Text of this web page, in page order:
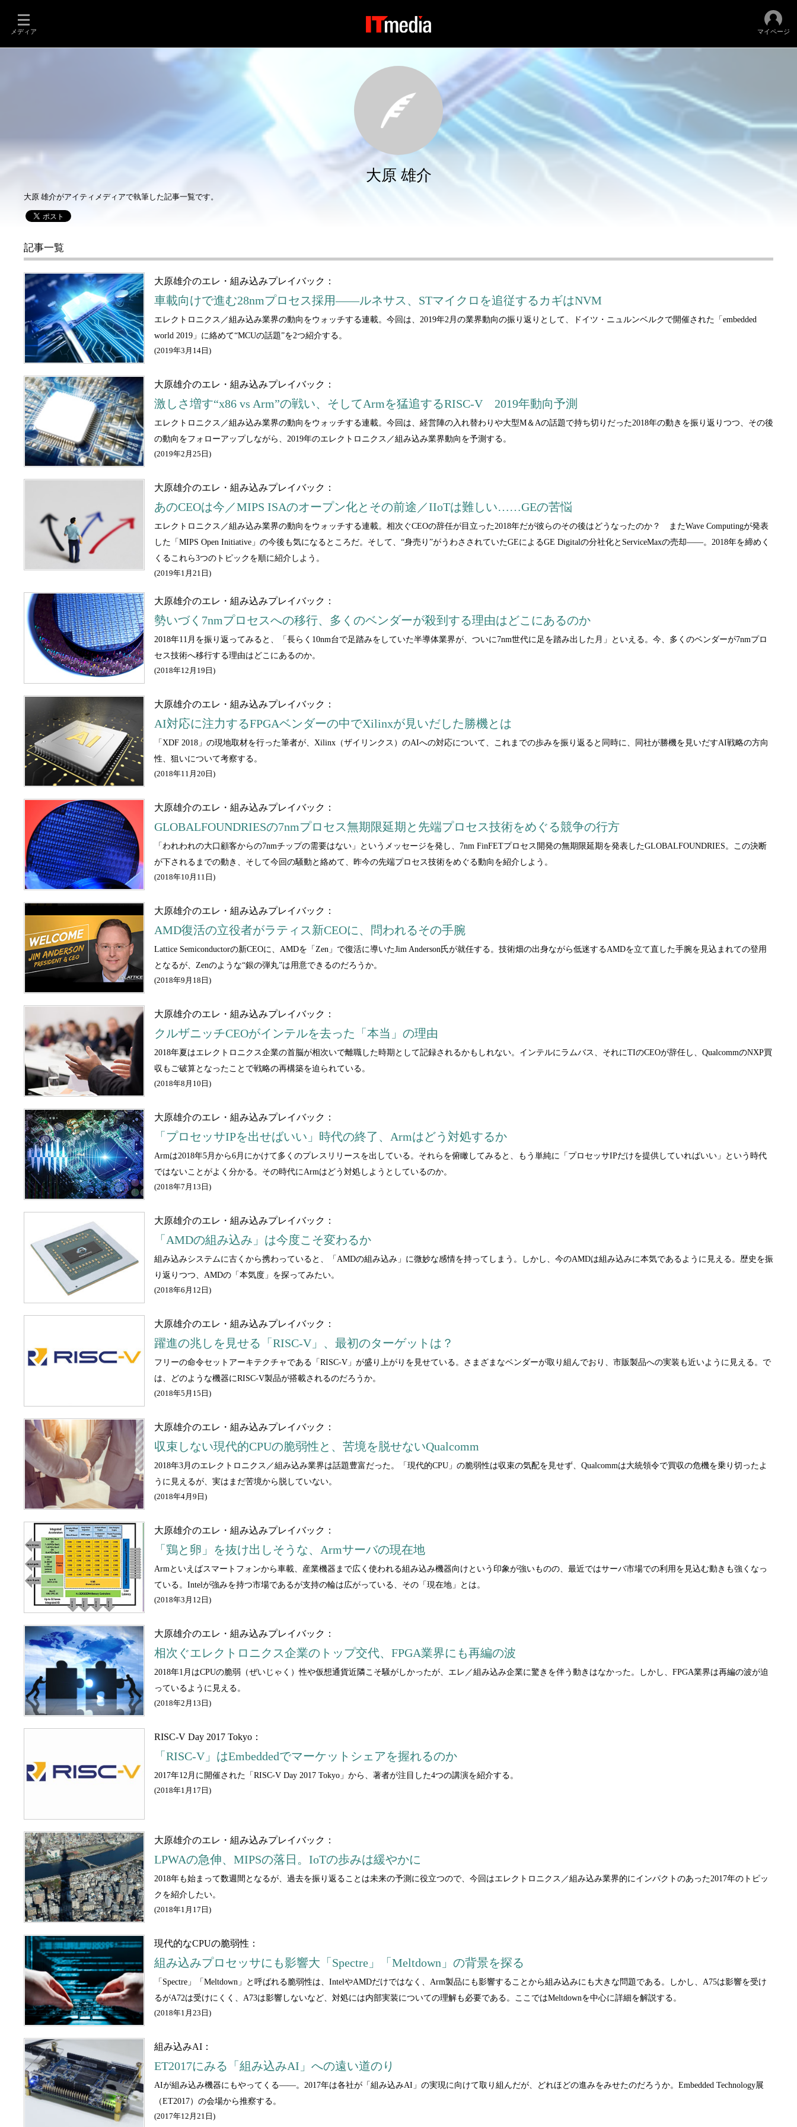
メディア マイページ
大原 雄介
大原 雄介がアイティメディアで執筆した記事一覧です。
記事一覧
大原雄介のエレ・組み込みプレイバック：
車載向けで進む28nmプロセス採用――ルネサス、STマイクロを追従するカギはNVM
エレクトロニクス／組み込み業界の動向をウォッチする連載。今回は、2019年2月の業界動向の振り返りとして、ドイツ・ニュルンベルクで開催された「embedded
world 2019」に絡めて“MCUの話題”を2つ紹介する。
(2019年3月14日 )
大原雄介のエレ・組み込みプレイバック：
激しさ増す“x86 vs Arm”の戦い、そしてArmを猛追するRISC-V 2019年動向予測
エレクトロニクス／組み込み業界の動向をウォッチする連載。今回は、経営陣の入れ替わりや大型M＆Aの話題で持ち切りだった2018年の動きを振り返りつつ、その後
の動向をフォローアップしながら、2019年のエレクトロニクス／組み込み業界動向を予測する。
(2019年2月25日 )
大原雄介のエレ・組み込みプレイバック：
あのCEOは今／MIPS ISAのオープン化とその前途／IIoTは難しい……GEの苦悩
エレクトロニクス／組み込み業界の動向をウォッチする連載。相次ぐCEOの辞任が目立った2018年だが彼らのその後はどうなったのか？ またWave Computingが発表
した「MIPS Open Initiative」の今後も気になるところだ。そして、“身売り”がうわさされていたGEによるGE Digitalの分社化とServiceMaxの売却――。2018年を締めく
くるこれら3つのトピックを順に紹介しよう。
(2019年1月21日 )
大原雄介のエレ・組み込みプレイバック：
勢いづく7nmプロセスへの移行、多くのベンダーが殺到する理由はどこにあるのか
2018年11月を振り返ってみると、「長らく10nm台で足踏みをしていた半導体業界が、ついに7nm世代に足を踏み出した月」といえる。今、多くのベンダーが7nmプロ
セス技術へ移行する理由はどこにあるのか。
(2018年12月19日 )
大原雄介のエレ・組み込みプレイバック：
AI対応に注力するFPGAベンダーの中でXilinxが見いだした勝機とは
「XDF 2018」の現地取材を行った筆者が、Xilinx（ザイリンクス）のAIへの対応について、これまでの歩みを振り返ると同時に、同社が勝機を見いだすAI戦略の方向
性、狙いについて考察する。
(2018年11月20日 )
大原雄介のエレ・組み込みプレイバック：
GLOBALFOUNDRIESの7nmプロセス無期限延期と先端プロセス技術をめぐる競争の行方
「われわれの大口顧客からの7nmチップの需要はない」というメッセージを発し、7nm FinFETプロセス開発の無期限延期を発表したGLOBALFOUNDRIES。この決断
が下されるまでの動き、そして今回の騒動と絡めて、昨今の先端プロセス技術をめぐる動向を紹介しよう。
(2018年10月11日 )
大原雄介のエレ・組み込みプレイバック：
AMD復活の立役者がラティス新CEOに、問われるその手腕
Lattice Semiconductorの新CEOに、AMDを「Zen」で復活に導いたJim Anderson氏が就任する。技術畑の出身ながら低迷するAMDを立て直した手腕を見込まれての登用
となるが、Zenのような“銀の弾丸”は用意できるのだろうか。
(2018年9月18日 )
大原雄介のエレ・組み込みプレイバック：
クルザニッチCEOがインテルを去った「本当」の理由
2018年夏はエレクトロニクス企業の首脳が相次いで離職した時期として記録されるかもしれない。インテルにラムバス、それにTIのCEOが辞任し、QualcommのNXP買
収もご破算となったことで戦略の再構築を迫られている。
(2018年8月10日 )
大原雄介のエレ・組み込みプレイバック：
「プロセッサIPを出せばいい」時代の終了、Armはどう対処するか
Armは2018年5月から6月にかけて多くのプレスリリースを出している。それらを俯瞰してみると、もう単純に「プロセッサIPだけを提供していればいい」という時代
ではないことがよく分かる。その時代にArmはどう対処しようとしているのか。
(2018年7月13日 )
大原雄介のエレ・組み込みプレイバック：
「AMDの組み込み」は今度こそ変わるか
組み込みシステムに古くから携わっていると、「AMDの組み込み」に微妙な感情を持ってしまう。しかし、今のAMDは組み込みに本気であるように見える。歴史を振
り返りつつ、AMDの「本気度」を探ってみたい。
(2018年6月12日 )
大原雄介のエレ・組み込みプレイバック：
躍進の兆しを見せる「RISC-V」、最初のターゲットは？
フリーの命令セットアーキテクチャである「RISC-V」が盛り上がりを見せている。さまざまなベンダーが取り組んでおり、市販製品への実装も近いように見える。で
は、どのような機器にRISC-V製品が搭載されるのだろうか。
(2018年5月15日 )
大原雄介のエレ・組み込みプレイバック：
収束しない現代的CPUの脆弱性と、苦境を脱せないQualcomm
2018年3月のエレクトロニクス／組み込み業界は話題豊富だった。「現代的CPU」の脆弱性は収束の気配を見せず、Qualcommは大統領令で買収の危機を乗り切ったよ
うに見えるが、実はまだ苦境から脱していない。
(2018年4月9日 )
大原雄介のエレ・組み込みプレイバック：
「鶏と卵」を抜け出しそうな、Armサーバの現在地
Armといえばスマートフォンから車載、産業機器まで広く使われる組み込み機器向けという印象が強いものの、最近ではサーバ市場での利用を見込む動きも強くなっ
ている。Intelが強みを持つ市場であるが支持の輪は広がっている、その「現在地」とは。
(2018年3月12日 )
大原雄介のエレ・組み込みプレイバック：
相次ぐエレクトロニクス企業のトップ交代、FPGA業界にも再編の波
2018年1月はCPUの脆弱（ぜいじゃく）性や仮想通貨近隣こそ騒がしかったが、エレ／組み込み企業に驚きを伴う動きはなかった。しかし、FPGA業界は再編の波が迫
っているように見える。
(2018年2月13日 )
RISC-V Day 2017 Tokyo：
「RISC-V」はEmbeddedでマーケットシェアを握れるのか
2017年12月に開催された「RISC-V Day 2017 Tokyo」から、著者が注目した4つの講演を紹介する。
(2018年1月17日 )
大原雄介のエレ・組み込みプレイバック：
LPWAの急伸、MIPSの落日。IoTの歩みは緩やかに
2018年も始まって数週間となるが、過去を振り返ることは未来の予測に役立つので、今回はエレクトロニクス／組み込み業界的にインパクトのあった2017年のトピッ
クを紹介したい。
(2018年1月17日 )
現代的なCPUの脆弱性：
組み込みプロセッサにも影響大「Spectre」「Meltdown」の背景を探る
「Spectre」「Meltdown」と呼ばれる脆弱性は、IntelやAMDだけではなく、Arm製品にも影響することから組み込みにも大きな問題である。しかし、A75は影響を受け
るがA72は受けにくく、A73は影響しないなど、対処には内部実装についての理解も必要である。ここではMeltdownを中心に詳細を解説する。
(2018年1月23日 )
組み込みAI：
ET2017にみる「組み込みAI」への遠い道のり
AIが組み込み機器にもやってくる――。2017年は各社が「組み込みAI」の実現に向けて取り組んだが、どれほどの進みをみせたのだろうか。Embedded Technology展
（ET2017）の会場から推察する。
(2017年12月21日 )